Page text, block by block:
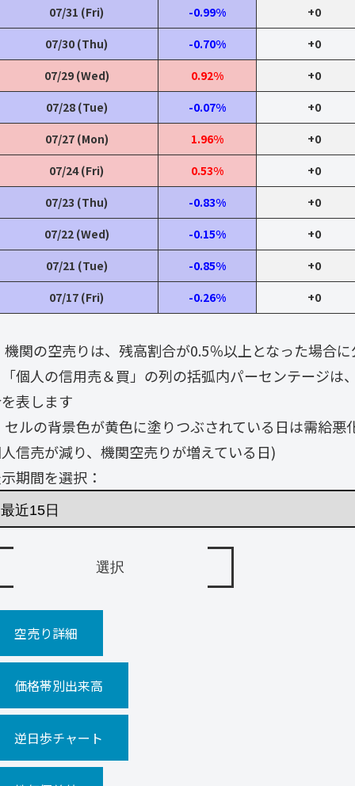
07/31 (Fri)
-0.99%
+0
07/30 (Thu)
-0.70%
+0
07/29 (Wed)
0.92%
+0
07/28 (Tue)
-0.07%
+0
07/27 (Mon)
1.96%
+0
07/24 (Fri)
0.53%
+0
07/23 (Thu)
-0.83%
+0
07/22 (Wed)
-0.15%
+0
07/21 (Tue)
-0.85%
+0
07/17 (Fri)
-0.26% +0
機関の空売りは、残高割合が0.5％以上となった場合
個人の信用売＆買」の列の括弧内パーセンテージは
表します
セルの背景色が黄色に塗りつぶされている日は需給
信売が減り、機関空売りが増えている日)
期間を選択：
空売り詳細
価格帯別出来高
逆日歩チャート